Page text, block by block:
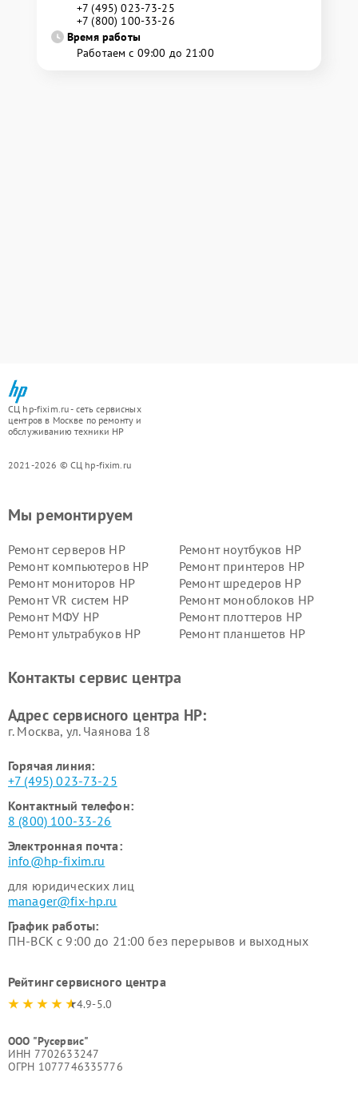
+7 (495) 023-73-25
+7 (800) 100-33-26
Время работы
Работаем с 09:00 до 21:00
СЦ hp-fixim.ru - сеть сервисных
центров в Москве по ремонту и
обслуживанию техники HP
2021-2026 © СЦ hp-fixim.ru
Мы ремонтируем
Ремонт серверов HP
Ремонт ноутбуков HP
Ремонт компьютеров HP
Ремонт принтеров HP
Ремонт мониторов HP
Ремонт шредеров HP
Ремонт VR систем HP
Ремонт моноблоков HP
Ремонт МФУ HP
Ремонт плоттеров HP
Ремонт ультрабуков HP
Ремонт планшетов HP
Контакты сервис центра
Адрес сервисного центра HP:
г. Москва, ул. Чаянова 18
Горячая линия:
+7 (495) 023-73-25
Контактный телефон:
8 (800) 100-33-26
Электронная почта:
info@hp-fixim.ru
для юридических лиц
manager@fix-hp.ru
График работы:
ПН-ВСК с 9:00 до 21:00 без перерывов и выходных
Рейтинг сервисного центра
4.9-5.0
ООО "Русервис"
ИНН 7702633247
ОГРН 1077746335776